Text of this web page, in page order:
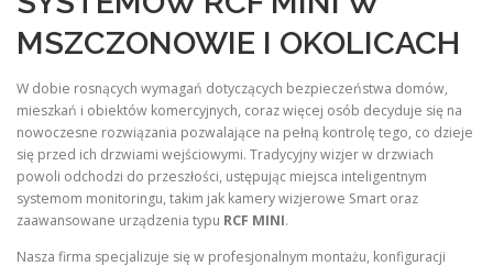
MSZCZONOWIE I OKOLICACH
W dobie rosnących wymagań dotyczących bezpieczeństwa domów,
mieszkań i obiektów komercyjnych, coraz więcej osób decyduje się na
nowoczesne rozwiązania pozwalające na pełną kontrolę tego, co dzieje
się przed ich drzwiami wejściowymi. Tradycyjny wizjer w drzwiach
powoli odchodzi do przeszłości, ustępując miejsca inteligentnym
systemom monitoringu, takim jak kamery wizjerowe Smart oraz
zaawansowane urządzenia typu RCF MINI.
Nasza firma specjalizuje się w profesjonalnym montażu, konfiguracji